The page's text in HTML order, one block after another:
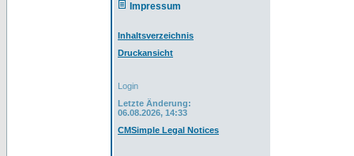
Impressum
Inhaltsverzeichnis
Druckansicht
Login
Letzte Änderung:
06.08.2026, 14:33
CMSimple Legal Notices